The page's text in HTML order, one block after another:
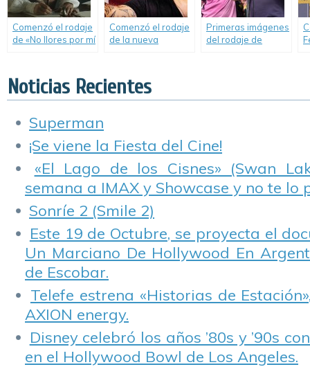
Comenzó el rodaje
de «No llores por mí
Comenzó el rodaje
de la nueva
Primeras imágenes
del rodaje de
Noticias Recientes
Superman
¡Se viene la Fiesta del Cine!
«El Lago de los Cisnes» (Swan
semana a IMAX y Showcase y no te lo
Sonríe 2 (Smile 2)
Este 19 de Octubre, se proyecta el
Un Marciano De Hollywood En
de Escobar.
Telefe estrena «Historias de
AXION energy.
Disney celebró los años ’80s y ’90s
en el Hollywood Bowl de Los Angeles.